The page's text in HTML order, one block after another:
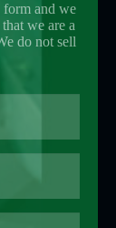
form and we
we are a
do not sell